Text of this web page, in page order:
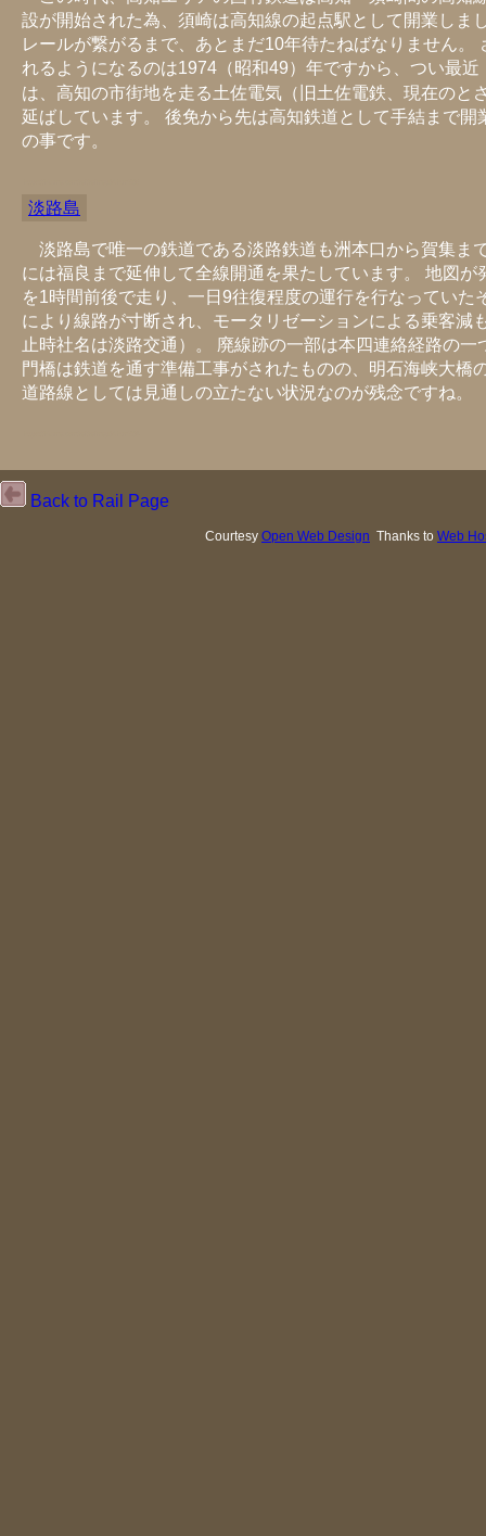
設が開始された為、須崎は高知線の起点駅として開業しま
レールが繋がるまで、あとまだ10年待たねばなりません
れるようになるのは1974（昭和49）年ですから、つい最近
は、高知の市街地を走る土佐電気（旧土佐電鉄、現在のと
延ばしています。 後免から先は高知鉄道として手結まで
の事です。
淡路島
淡路島で唯一の鉄道である淡路鉄道も洲本口から賀集ま
には福良まで延伸して全線開通を果たしています。 地図
を1時間前後で走り、一日9往復程度の運行を行なってい
により線路が寸断され、モータリゼーションによる乗客減
止時社名は淡路交通）。 廃線跡の一部は本四連絡経路の
門橋は鉄道を通す準備工事がされたものの、明石海峡大橋
道路線としては見通しの立たない状況なのが残念ですね。
Back to Rail Page
Courtesy Open Web Design Thanks to Web